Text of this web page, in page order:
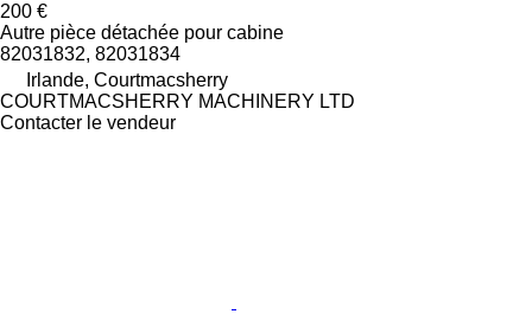
200 €
Autre pièce détachée pour cabine
82031832, 82031834
Irlande, Courtmacsherry
COURTMACSHERRY MACHINERY LTD
Contacter le vendeur